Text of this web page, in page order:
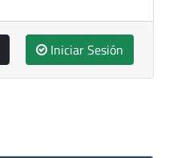
Iniciar Sesión